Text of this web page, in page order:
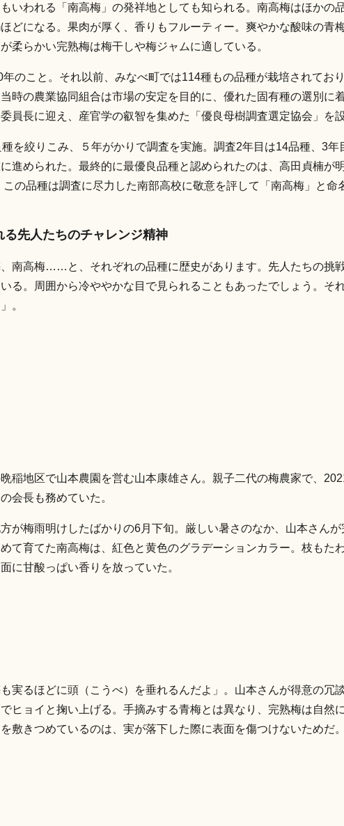
いわれる「南高梅」の発祥地としても知られる。南高梅はほかの
どになる。果肉が厚く、香りもフルーティー。爽やかな酸味の青
柔らかい完熟梅は梅干しや梅ジャムに適している。
のこと。それ以前、みなべ町では114種もの品種が栽培されてお
時の農業協同組合は市場の安定を目的に、優れた固有種の選別に
員長に迎え、産官学の叡智を集めた「優良母樹調査選定協会」を設
を絞りこみ、５年がかりで調査を実施。調査2年目は14品種、3年
進められた。最終的に最優良品種と認められたのは、高田貞楠が
の品種は調査に尽力した南部高校に敬意を評して「南高梅」と命
先人たちのチャレンジ精神
、南高梅……と、それぞれの品種に歴史があります。先人たちの挑
る。周囲から冷ややかな目で見られることもあったでしょう。そ
。
稲地区で山本農園を営む山本康雄さん。親子二代の梅農家で、
会長も務めていた。
が梅雨明けしたばかりの6月下旬。厳しい暑さのなか、山本さん
て育てた南高梅は、紅色と黄色のグラデーションカラー。枝もた
に甘酸っぱい香りを放っていた。
も実るほどに頭（こうべ）を垂れるんだよ」。山本さんが得意の冗
ヒョイと掬い上げる。手摘みする青梅とは異なり、完熟梅は自然
敷きつめているのは、実が落下した際に表面を傷つけないためだ。